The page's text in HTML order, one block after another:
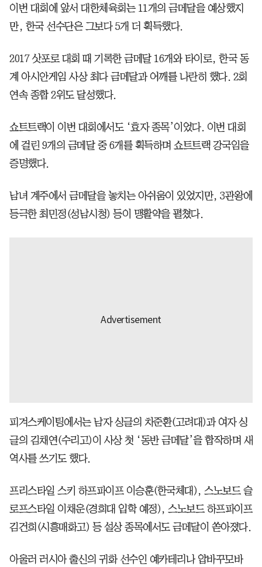
이번 대회에 앞서 대한체육회는 11개의 금메달을 예상했지
만, 한국 선수단은 그보다 5개 더 획득했다.
2017 삿포로 대회 때 기록한 금메달 16개와 타이로, 한국 동
계 아시안게임 사상 최다 금메달과 어깨를 나란히 했다. 2회
연속 종합 2위도 달성했다.
쇼트트랙이 이번 대회에서도 ‘효자 종목’이었다. 이번 대회
에 걸린 9개의 금메달 중 6개를 획득하며 쇼트트랙 강국임을
증명했다.
남녀 계주에서 금메달을 놓치는 아쉬움이 있었지만, 3관왕에
등극한 최민정(성남시청) 등이 맹활약을 펼쳤다.
피겨스케이팅에서는 남자 싱글의 차준환(고려대)과 여자 싱
글의 김채연(수리고)이 사상 첫 ‘동반 금메달’을 합작하며 새
역사를 쓰기도 했다.
프리스타일 스키 하프파이프 이승훈(한국체대), 스노보드 슬
로프스타일 이채운(경희대 입학 예정), 스노보드 하프파이프
김건희(시흥매화고) 등 설상 종목에서도 금메달이 쏟아졌다.
아울러 러시아 출신의 귀화 선수인 예카테리나 압바꾸모바